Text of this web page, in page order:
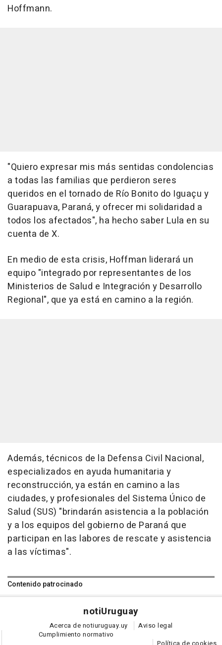
Hoffmann.
"Quiero expresar mis más sentidas condolencias
a todas las familias que perdieron seres
queridos en el tornado de Río Bonito do Iguaçu y
Guarapuava, Paraná, y ofrecer mi solidaridad a
todos los afectados", ha hecho saber Lula en su
cuenta de X.
En medio de esta crisis, Hoffman liderará un
equipo "integrado por representantes de los
Ministerios de Salud e Integración y Desarrollo
Regional", que ya está en camino a la región.
Además, técnicos de la Defensa Civil Nacional,
especializados en ayuda humanitaria y
reconstrucción, ya están en camino a las
ciudades, y profesionales del Sistema Único de
Salud (SUS) "brindarán asistencia a la población
y a los equipos del gobierno de Paraná que
participan en las labores de rescate y asistencia
a las víctimas".
Contenido patrocinado
notiUruguay
Acerca de notiuruguay.uy
Aviso legal
Cumplimiento normativo